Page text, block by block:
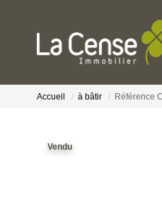
Accueil à bâtir Référence
Vendu